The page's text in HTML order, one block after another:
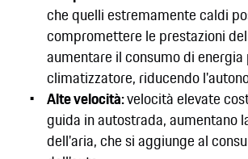
che quelli estremamente caldi
compromettere le prestazioni
aumentare il consumo di energia
climatizzatore, riducendo
Alte velocità:velocità elevate
guida in autostrada, aumentano
dell'aria, che si aggiunge al